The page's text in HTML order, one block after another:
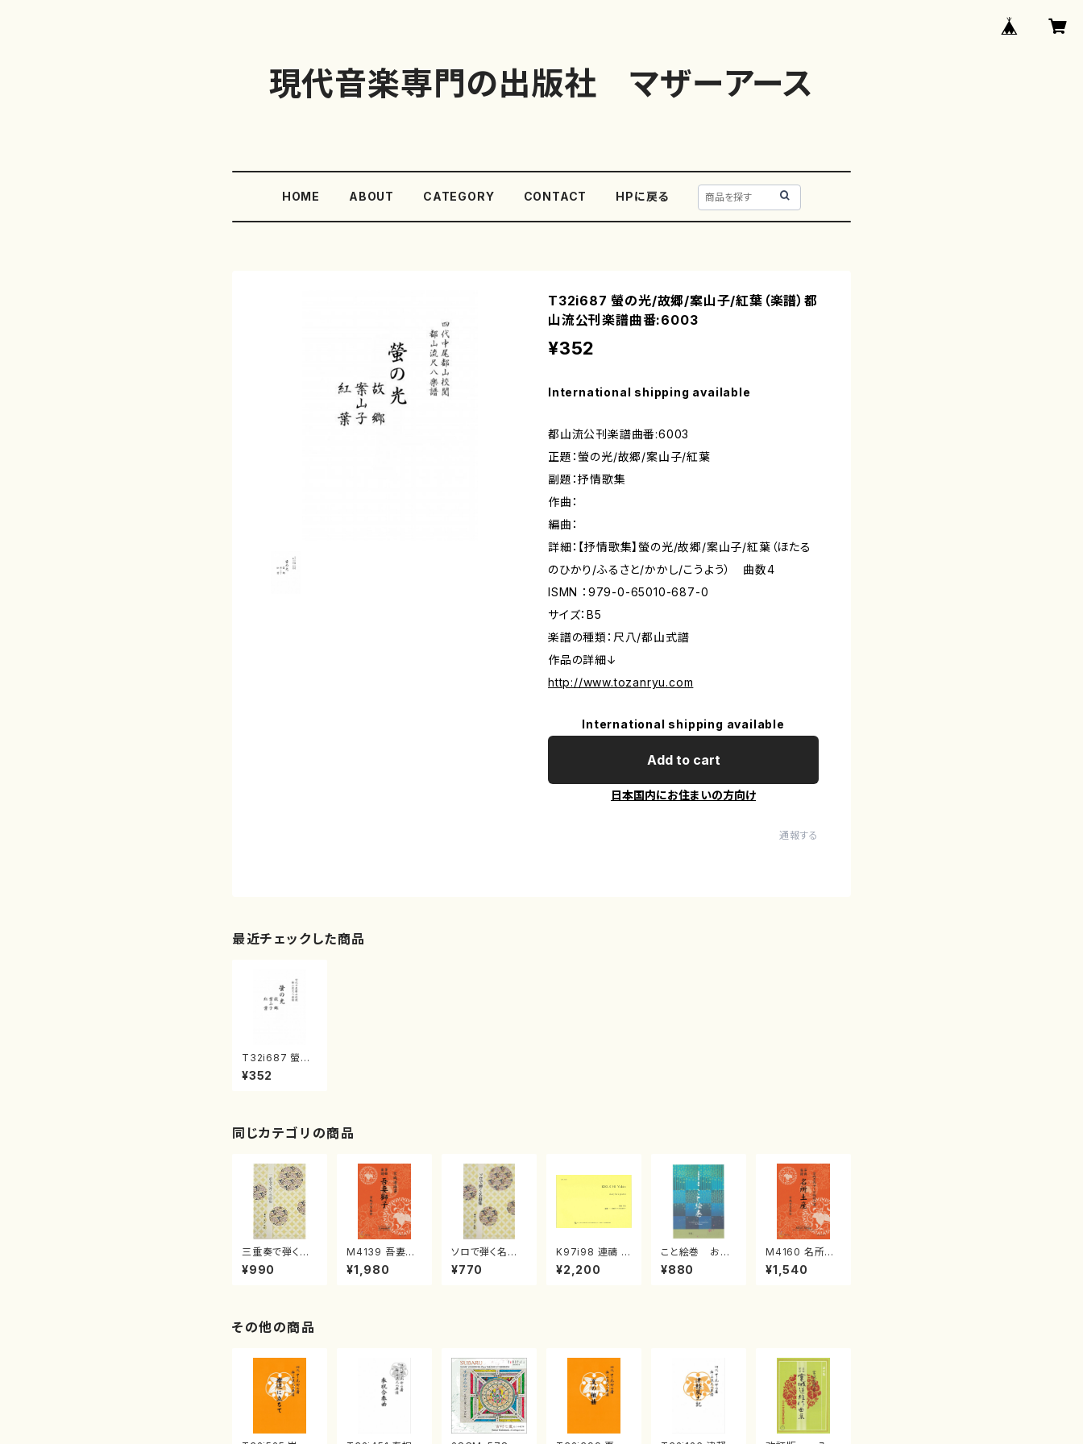
現代音楽専門の出版社 マザーアース
HOME ABOUT CATEGORY CONTACT HPに戻る
T32i687 螢の光/故郷/案山子/紅葉（楽譜）都
山流公刊楽譜曲番:6003
¥352
International shipping available
都山流公刊楽譜曲番:6003
正題：螢の光/故郷/案山子/紅葉
副題：抒情歌集
作曲：
編曲：
詳細：【抒情歌集】螢の光/故郷/案山子/紅葉（ほたる
のひかり/ふるさと/かかし/こうよう） 曲数4
ISMN ：979-0-65010-687-0
サイズ：B5
楽譜の種類：尺八/都山式譜
作品の詳細↓
http://www.tozanryu.com
International shipping available
Add to cart
日本国内にお住まいの方向け
通報する
最近チェックした商品
T32i687 螢の
光/故郷/案山子/
紅葉（楽譜）都山
¥352
同じカテゴリの商品
三重奏で弾く名
曲集 クリスマ
スメドレー( 箏
¥990
M4139 吾妻獅
子《箏曲楽譜》
（箏/宮城道雄
¥1,980
ソロで弾く名曲
集 クリスマス・
イブ／恋人がサ
¥770
K97i98 連禱 :
2台ピアノのため
の（2 Pianos /
¥2,200
こと絵巻 お江
戸日本橋
¥880
M4160 名所土
産《箏曲楽譜》
（箏/宮城喜代
¥1,540
その他の商品